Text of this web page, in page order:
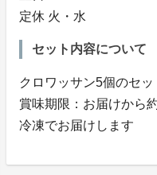
定休 火・水
セット内容について
クロワッサン5個のセッ
賞味期限：お届けから
冷凍でお届けします